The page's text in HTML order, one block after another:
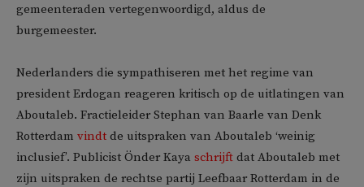
gemeenteraden vertegenwoordigd, aldus de
burgemeester.
Nederlanders die sympathiseren met het regime van
president Erdogan reageren kritisch op de uitlatingen van
Aboutaleb. Fractieleider Stephan van Baarle van Denk
Rotterdam vindt de uitspraken van Aboutaleb ‘weinig
inclusief’. Publicist Önder Kaya schrijf t dat Aboutaleb met
zijn uitspraken de rechtse partij Leefbaar Rotterdam in de